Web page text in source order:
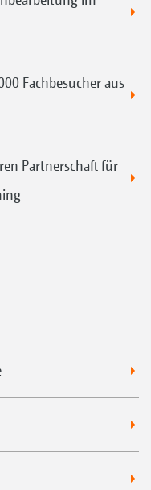
Fachbesucher aus
Partnerschaft für